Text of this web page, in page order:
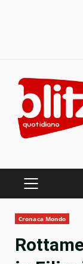
content
PRIMARY
Cronaca Mondo